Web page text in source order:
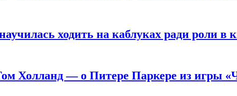
ходить на каблуках ради роли в
Холланд — о Питере Паркере из игры